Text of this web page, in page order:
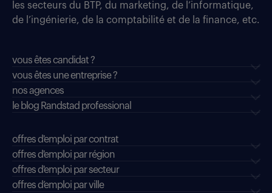
les secteurs du BTP, du marketing, de l’informatique,
de l’ingénierie, de la comptabilité et de la finance, etc.
vous êtes candidat ?
vous êtes une entreprise ?
nos agences
le blog Randstad professional
offres d'emploi par contrat
offres d'emploi par région
offres d'emploi par secteur
offres d’emploi par ville